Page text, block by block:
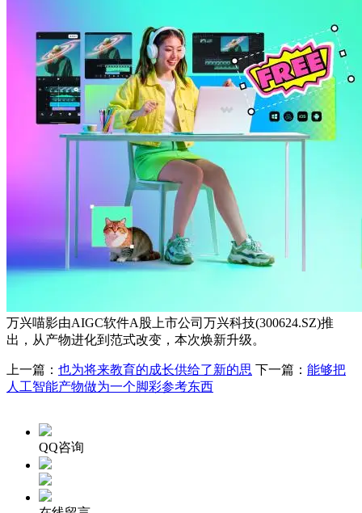
万兴喵影由AIGC软件A股上市公司万兴科技(300624.SZ)推
出，从产物进化到范式改变，本次焕新升级。
上一篇： 也为将来教育的成长供给了新的思 下一篇： 能够把
人工智能产物做为一个脚彩参考东西
QQ咨询